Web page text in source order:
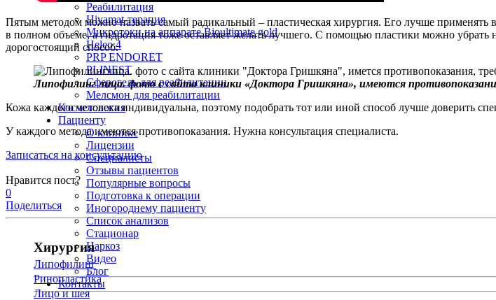
Реабилитация
Hivamat-терапия
Микротоки на аппарате Bioultimate gold
Heleo 4
PRP ENDORET
PLINEST
Сферогель для реабилитации
Мелсмон для реабилитации
Косметология
Пациенту
О клинике
Лицензии
Специалисты
Отзывы пациентов
Популярные вопросы
Подготовка к операции
Иногороднему пациенту
Список анализов
Стационар
Наркоз
Видео
Блог
Контакты
Пятым методом можно назвать самый радикальный – пластическая хирургия. Его лучше применять
в полном объеме, а гидротация тоже оставляет желать лучшего. С помощью пластики можно
дорогостоящий способ.
Липофилинг лица. фото с сайта клиники «Доктора Гришкяна», имеются
Кожа каждого человека индивидуальна, поэтому подобрать тот или иной способ лучше доверить
У каждого метода имеются противопоказания. Нужна консультация специалиста.
Записаться на консультацию
Нравится пост?
0
Поделиться
Хирургия
Липофилинг
Ринопластика
Лицо и шея